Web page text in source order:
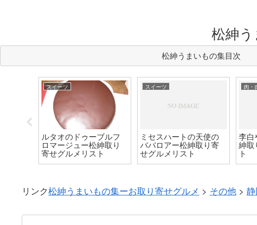
松紳
松紳うまいもの集目次
スイーツ
ルタオのドゥーブルフ
ロマージュー松紳取り
寄せグルメリスト
スイーツ
ミセスハートの天使の
ババロアー松紳取り寄
せグルメリスト
肉・
李白
紳取
ト
リンク松紳うまいもの集ーお取り寄せグルメ > その他 >